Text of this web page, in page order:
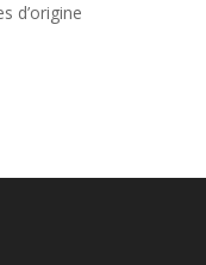
d’origine